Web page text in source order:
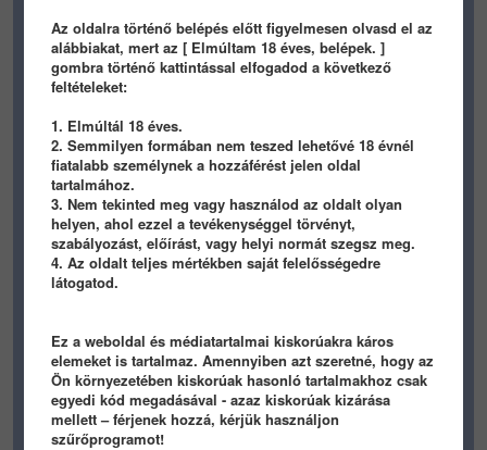
366 3 0
duallcore
582 4
2025-07-12 SATURDAY
1 éve
741 4 0
Az oldalra történő belépés előtt figyelmesen olvasd el az
alábbiakat, mert az [ Elmúltam 18 éves, belépek. ]
gombra történő kattintással elfogadod a következő
feltételeket:
1. Elmúltál 18 éves.
2. Semmilyen formában nem teszed lehetővé 18 évnél
fiatalabb személynek a hozzáférést jelen oldal
tartalmához.
3. Nem tekinted meg vagy használod az oldalt olyan
helyen, ahol ezzel a tevékenységgel törvényt,
szabályozást, előírást, vagy helyi normát szegsz meg.
4. Az oldalt teljes mértékben saját felelősségedre
látogatod.
Ez a weboldal és médiatartalmai kiskorúakra káros
elemeket is tartalmaz. Amennyiben azt szeretné, hogy az
Ön környezetében kiskorúak hasonló tartalmakhoz csak
egyedi kód megadásával - azaz kiskorúak kizárása
mellett – férjenek hozzá, kérjük használjon
szűrőprogramot!